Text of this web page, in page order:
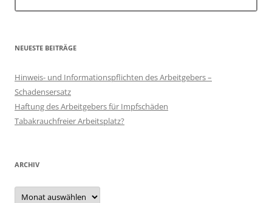
NEUESTE BEITRÄGE
Hinweis- und Informationspflichten des Arbeitgebers –
Schadensersatz
Haftung des Arbeitgebers für Impfschäden
Tabakrauchfreier Arbeitsplatz?
ARCHIV
Archiv